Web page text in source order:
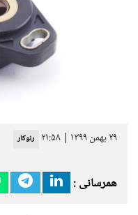
۲۹ بهمن ۱۳۹۹ | ۲۱:۵۸ رنوکار
همرسانی :